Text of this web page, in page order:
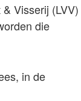
Visserij (LVV)
die
in de